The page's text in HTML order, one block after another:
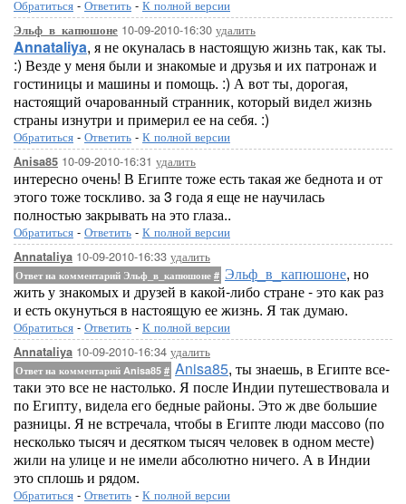
Обратиться - Ответить - К полной версии
Эльф_в_капюшоне 10-09-2010-16:30 удалить
Annataliya, я не окуналась в настоящую жизнь так, как ты.
:) Везде у меня были и знакомые и друзья и их патронаж и
гостиницы и машины и помощь. :) А вот ты, дорогая,
настоящий очарованный странник, который видел жизнь
страны изнутри и примерил ее на себя. :)
Обратиться - Ответить - К полной версии
Anisa85 10-09-2010-16:31 удалить
интересно очень! В Египте тоже есть такая же беднота и от
этого тоже тоскливо. за 3 года я еще не научилась
полностью закрывать на это глаза..
Обратиться - Ответить - К полной версии
Annataliya 10-09-2010-16:33 удалить
Ответ на комментарий Эльф_в_капюшоне # Эльф_в_капюшоне, но
жить у знакомых и друзей в какой-либо стране - это как раз
и есть окунуться в настоящую ее жизнь. Я так думаю.
Обратиться - Ответить - К полной версии
Annataliya 10-09-2010-16:34 удалить
Ответ на комментарий Anisa85 # Anisa85, ты знаешь, в Египте все-
таки это все не настолько. Я после Индии путешествовала и
по Египту, видела его бедные районы. Это ж две большие
разницы. Я не встречала, чтобы в Египте люди массово (по
несколько тысяч и десятком тысяч человек в одном месте)
жили на улице и не имели абсолютно ничего. А в Индии
это сплошь и рядом.
Обратиться - Ответить - К полной версии